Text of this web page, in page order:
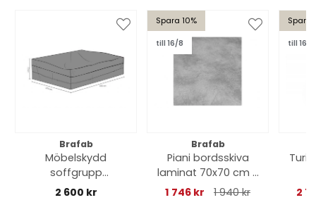
Brafab
Möbelskydd
soffgrupp
330x270xH70 cm,
2 600 kr
Spara 10%
till 16/8
Brafab
Piani bordsskiva
laminat 70x70 cm -
grå betonglook
1 746 kr 1 940 kr
Spara
till 16/8
2